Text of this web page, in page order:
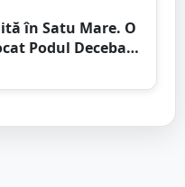
în Satu Mare. O
Podul Decebal.